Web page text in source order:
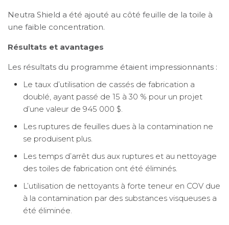
Neutra Shield a été ajouté au côté feuille de la toile à
une faible concentration.
Résultats et avantages
Les résultats du programme étaient impressionnants :
Le taux d’utilisation de cassés de fabrication a
doublé, ayant passé de 15 à 30 % pour un projet
d’une valeur de 945 000 $.
Les ruptures de feuilles dues à la contamination ne
se produisent plus.
Les temps d’arrêt dus aux ruptures et au nettoyage
des toiles de fabrication ont été éliminés.
L’utilisation de nettoyants à forte teneur en COV due
à la contamination par des substances visqueuses a
été éliminée.